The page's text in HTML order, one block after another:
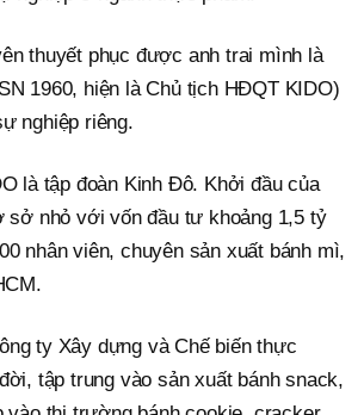
thuyết phục được anh trai mình là
1960, hiện là Chủ tịch HĐQT KIDO)
nghiệp riêng.
là tập đoàn Kinh Đô. Khởi đầu của
sở nhỏ với vốn đầu tư khoảng 1,5 tỷ
nhân viên, chuyên sản xuất bánh mì,
ty Xây dựng và Chế biến thực
tập trung vào sản xuất bánh snack,